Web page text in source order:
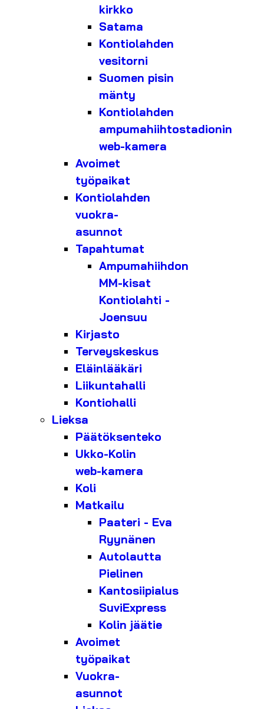
kirkko
Satama
Kontiolahden
vesitorni
Suomen pisin
mänty
Kontiolahden
ampumahiihtostadionin
web-kamera
Avoimet
työpaikat
Kontiolahden
vuokra-
asunnot
Tapahtumat
Ampumahiihdon
MM-kisat
Kontiolahti -
Joensuu
Kirjasto
Terveyskeskus
Eläinlääkäri
Liikuntahalli
Kontiohalli
Lieksa
Päätöksenteko
Ukko-Kolin
web-kamera
Koli
Matkailu
Paateri - Eva
Ryynänen
Autolautta
Pielinen
Kantosiipialus
SuviExpress
Kolin jäätie
Avoimet
työpaikat
Vuokra-
asunnot